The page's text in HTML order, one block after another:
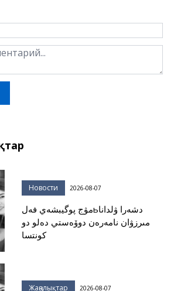
Новости 2026-08-07
مۋج پوگيبشەي فەلьدشەرا ۋلدانا
مىرزۋان نامەرەن دوۆەستي دەلو دو
كونتسا
Жаңалықтар 2026-08-07